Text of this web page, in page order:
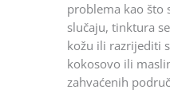
problema kao što
slučaju, tinktura
kožu ili razrijediti
kokosovo ili
zahvaćenih